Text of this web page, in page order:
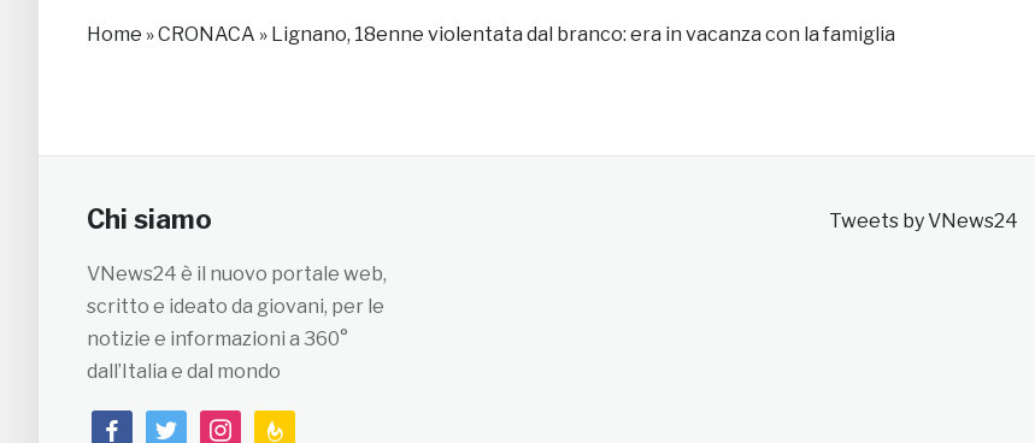
Home »CRONACA » Lignano, 18enne violentata dal branco: era in vacanza con la famiglia
Chi siamo
VNews24 è il nuovo portale web,
scritto e ideato da giovani, per le
notizie e informazioni a 360°
dall’Italia e dal mondo
facebooktwitterinstagramfeedburner
Tweets by VNews24